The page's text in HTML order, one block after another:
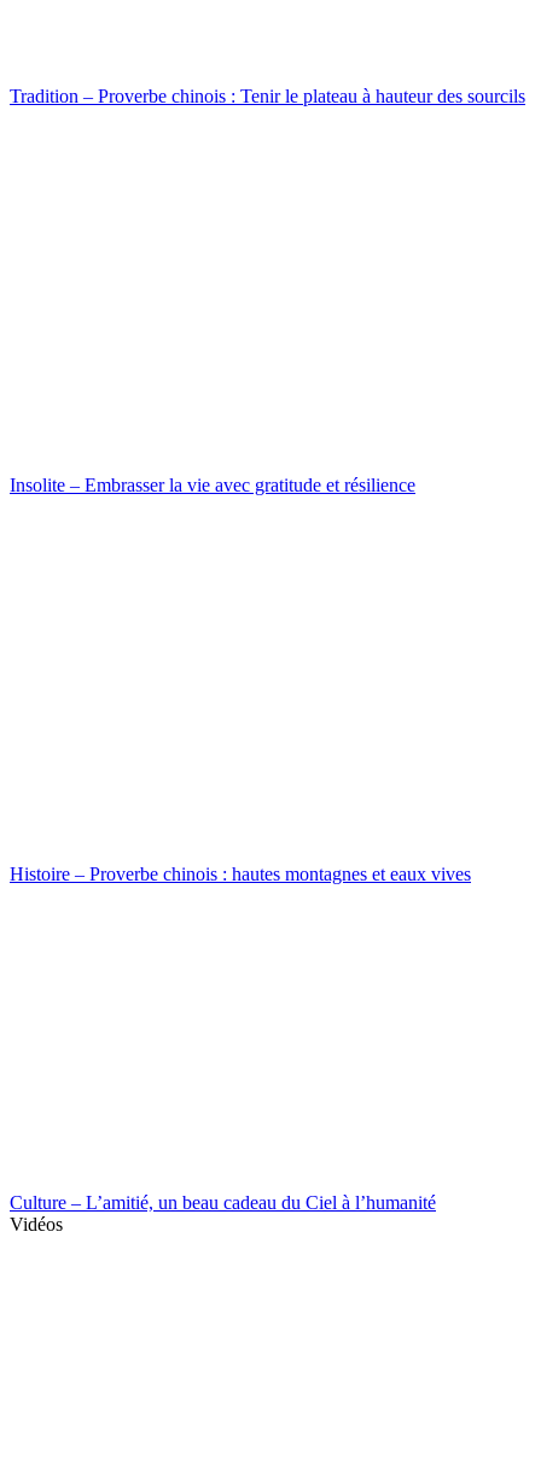
Tradition – Proverbe chinois : Tenir le plateau à hauteur des sourcils
Insolite – Embrasser la vie avec gratitude et résilience
Histoire – Proverbe chinois : hautes montagnes et eaux vives
Culture – L’amitié, un beau cadeau du Ciel à l’humanité
Vidéos